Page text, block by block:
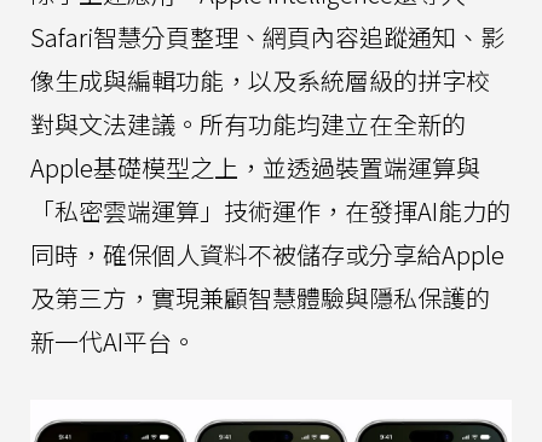
Safari智慧分頁整理、網頁內容追蹤通知、影
像生成與編輯功能，以及系統層級的拼字校
對與文法建議。所有功能均建立在全新的
Apple基礎模型之上，並透過裝置端運算與
「私密雲端運算」技術運作，在發揮AI能力的
同時，確保個人資料不被儲存或分享給Apple
及第三方，實現兼顧智慧體驗與隱私保護的
新一代AI平台。